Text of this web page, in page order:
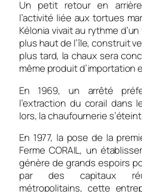
Un petit retour en
l’activité liée aux tortues
Kélonia vivait au rythme
plus haut de l’île, construit
plus tard, la chaux sera
même produit d’importation
En 1969, un arrêté
l’extraction du corail dans
lors, lachaufournerie
En 1977, la pose de la
Ferme CORAIL, un
génère de grands espoirs
par des capitaux
métropolitains, cette